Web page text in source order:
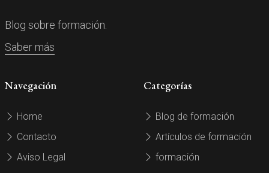
Blog sobre formación.
Saber más
Navegación
Home
Contacto
Aviso Legal
Categorías
Blog de formación
Artículos de formación
formación